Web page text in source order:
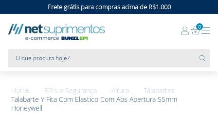
Frete grátis para compras acima de R$1.000
0
EPIs e Segurança Altura
Talabartes
Talabarte Y Fita Com Elastico Com Abs Abertura 55mm
Honeywell